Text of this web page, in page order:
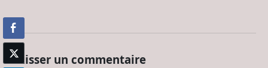
Laisser un commentaire